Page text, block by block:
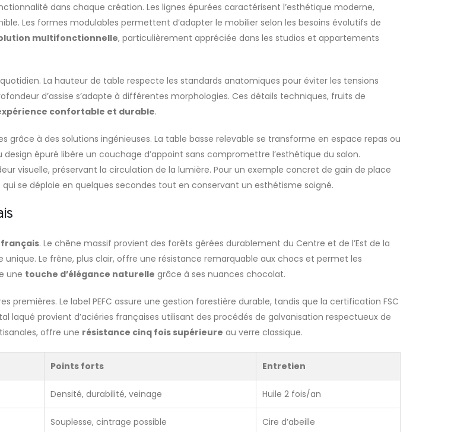
dans chaque création. Les lignes épurées caractérisent l’esthétique moderne,
Les formes modulables permettent d’adapter le mobilier selon les besoins évolutifs de
multifonctionnelle, particulièrement appréciée dans les studios et appartements
La hauteur de table respecte les standards anatomiques pour éviter les tensions
d’assise s’adapte à différentes morphologies. Ces détails techniques, fruits de
confortable et durable.
grâce à des solutions ingénieuses. La table basse relevable se transforme en espace repas ou
épuré libère un couchage d’appoint sans compromettre l’esthétique du salon.
visuelle, préservant la circulation de la lumière. Pour un exemple concret de gain de place
qui se déploie en quelques secondes tout en conservant un esthétisme soigné.
. Le chêne massif provient des forêts gérées durablement du Centre et de l’Est de la
Le frêne, plus clair, offre une résistance remarquable aux chocs et permet les
une touche d’élégance naturelle grâce à ses nuances chocolat.
premières. Le label PEFC assure une gestion forestière durable, tandis que la certification FSC
laqué provient d’aciéries françaises utilisant des procédés de galvanisation respectueux de
offre une résistance cinq fois supérieure au verre classique.
Points forts Entretien
Densité, durabilité, veinage Huile 2 fois/an
Souplesse, cintrage possible Cire d’abeille